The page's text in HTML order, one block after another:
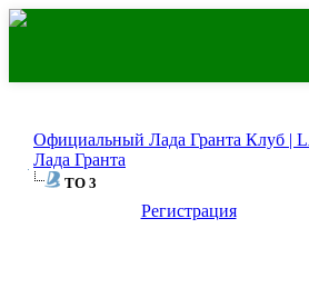
Официальный Лада Гранта Клуб |
Лада Гранта
ТО 3
Регистрация